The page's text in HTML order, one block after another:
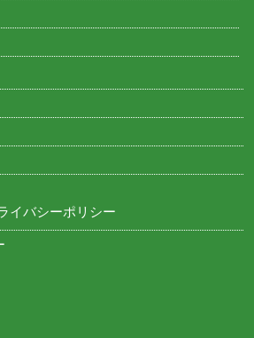
イバシーポリシー